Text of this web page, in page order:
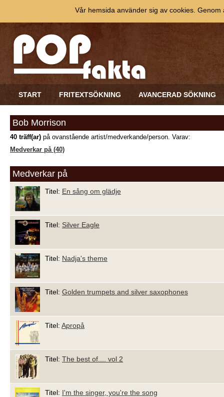
START FRITEXTSÖKNING AVANCERAD SÖKNING
Bob Morrison
40 träff(ar) på ovanstående artist/medverkande/person. Varav:
Medverkar på (40)
Medverkar på
Titel: En sång om glädje
Titel: Silver Eagle
Titel: Nadja's theme
Titel: Golden trumpets and silver saxophones
Titel: Apropå
Titel: The best of.... vol 2
Titel: I'm the singer, you're the song
Vår hemsida använder sig av cookies.